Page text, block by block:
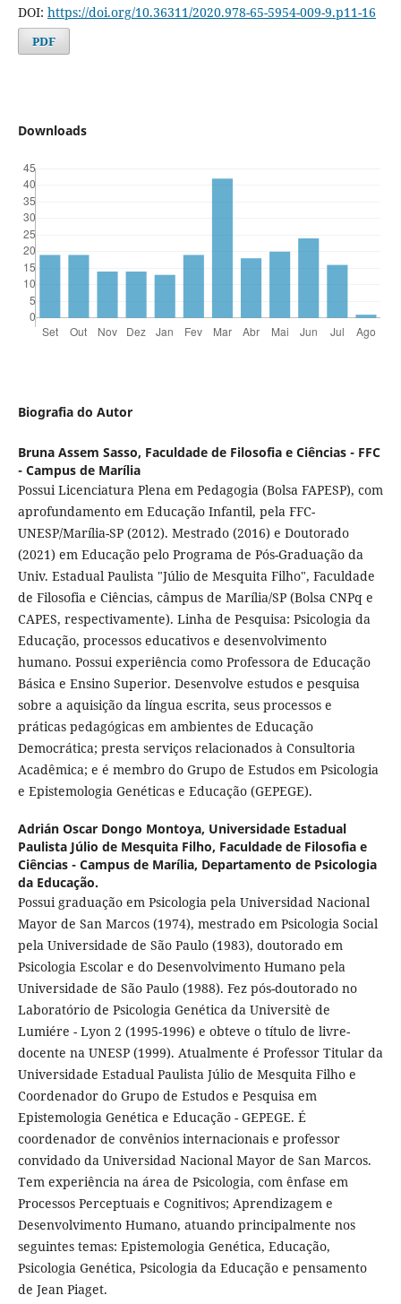
DOI: https://doi.org/10.36311/2020.978-65-5954-009-9.p11-16
PDF
Downloads
Biografia do Autor
Bruna Assem Sasso, Faculdade de Filosofia e Ciências - FFC
- Campus de Marília
Possui Licenciatura Plena em Pedagogia (Bolsa FAPESP), com
aprofundamento em Educação Infantil, pela FFC-
UNESP/Marília-SP (2012). Mestrado (2016) e Doutorado
(2021) em Educação pelo Programa de Pós-Graduação da
Univ. Estadual Paulista "Júlio de Mesquita Filho", Faculdade
de Filosofia e Ciências, câmpus de Marília/SP (Bolsa CNPq e
CAPES, respectivamente). Linha de Pesquisa: Psicologia da
Educação, processos educativos e desenvolvimento
humano. Possui experiência como Professora de Educação
Básica e Ensino Superior. Desenvolve estudos e pesquisa
sobre a aquisição da língua escrita, seus processos e
práticas pedagógicas em ambientes de Educação
Democrática; presta serviços relacionados à Consultoria
Acadêmica; e é membro do Grupo de Estudos em Psicologia
e Epistemologia Genéticas e Educação (GEPEGE).
Adrián Oscar Dongo Montoya, Universidade Estadual
Paulista Júlio de Mesquita Filho, Faculdade de Filosofia e
Ciências - Campus de Marília, Departamento de Psicologia
da Educação.
Possui graduação em Psicologia pela Universidad Nacional
Mayor de San Marcos (1974), mestrado em Psicologia Social
pela Universidade de São Paulo (1983), doutorado em
Psicologia Escolar e do Desenvolvimento Humano pela
Universidade de São Paulo (1988). Fez pós-doutorado no
Laboratório de Psicologia Genética da Universitè de
Lumiére - Lyon 2 (1995-1996) e obteve o título de livre-
docente na UNESP (1999). Atualmente é Professor Titular da
Universidade Estadual Paulista Júlio de Mesquita Filho e
Coordenador do Grupo de Estudos e Pesquisa em
Epistemologia Genética e Educação - GEPEGE. É
coordenador de convênios internacionais e professor
convidado da Universidad Nacional Mayor de San Marcos.
Tem experiência na área de Psicologia, com ênfase em
Processos Perceptuais e Cognitivos; Aprendizagem e
Desenvolvimento Humano, atuando principalmente nos
seguintes temas: Epistemologia Genética, Educação,
Psicologia Genética, Psicologia da Educação e pensamento
de Jean Piaget.